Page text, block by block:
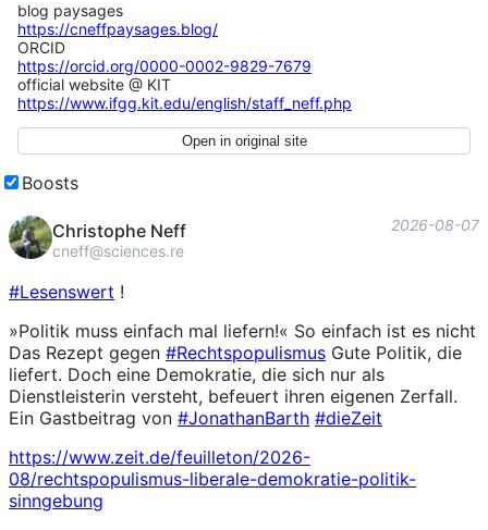
blog paysages
https://cneffpaysages.blog/
ORCID
https://orcid.org/0000-0002-9829-7679
official website @ KIT
https://www.ifgg.kit.edu/english/staff_neff.php
Open in original site
Boosts
Christophe Neff
cneff@sciences.re
2026-08-07
#Lesenswert !
»Politik muss einfach mal liefern!« So einfach ist es nicht
Das Rezept gegen #Rechtspopulismus Gute Politik, die
liefert. Doch eine Demokratie, die sich nur als
Dienstleisterin versteht, befeuert ihren eigenen Zerfall.
Ein Gastbeitrag von #JonathanBarth #dieZeit
https://www.zeit.de/feuilleton/2026-
08/rechtspopulismus-liberale-demokratie-politik-
sinngebung